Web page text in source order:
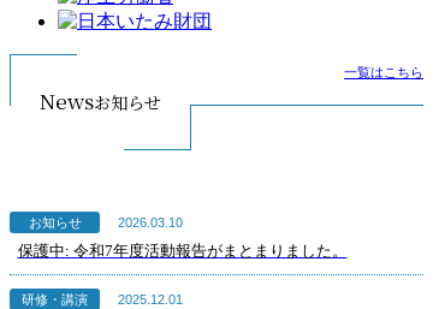
Newsお知らせ
一覧はこちら
お知らせ 2026.03.10
保護中: 令和7年度活動報告がまとまりました。
研修・講演 2025.12.01